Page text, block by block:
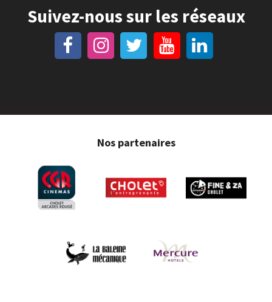
Suivez-nous sur les réseaux
Nos partenaires